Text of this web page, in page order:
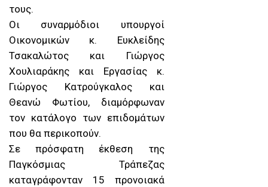
τους.
Οι συναρμόδιοι υπουργοί
Οικονομικών κ. Ευκλείδης
Τσακαλώτος και Γιώργος
Χουλιαράκης και Εργασίας κ.
Γιώργος Κατρούγκαλος και
Θεανώ Φωτίου, διαμόρφωναν
τον κατάλογο των επιδομάτων
που θα περικοπούν.
Σε πρόσφατη έκθεση της
Παγκόσμιας Τράπεζας
καταγράφονταν 15 προνοιακά